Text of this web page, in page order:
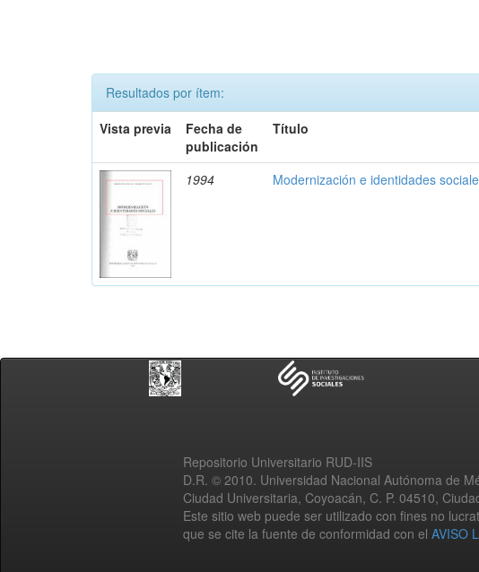
Resultados por ítem:
Vista previa
Fecha de
publicación
Título
1994 Modernización e identidades
Repositorio Universitario RUD-IIS
D.R. © 2010. Universidad Nacional Autónoma de
Ciudad Universitaria, Coyoacán, C. P. 04510,
Este sitio web puede ser utilizado con fines no
que se cite la fuente de conformidad con el AVISO